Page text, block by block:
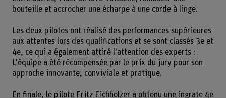
bouteille et accrocher une écharpe à une corde à linge.
Les deux pilotes ont réalisé des performances supérieures
aux attentes lors des qualifications et se sont classés 3e et
4e, ce qui a également attiré l'attention des experts :
L'équipe a été récompensée par le prix du jury pour son
approche innovante, conviviale et pratique.
En finale, le pilote Fritz Eichholzer a obtenu une ingrate 4e